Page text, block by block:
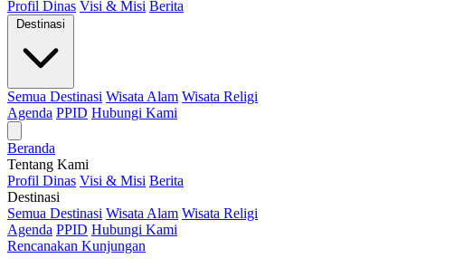
Profil Dinas Visi & Misi Berita
Destinasi
Semua Destinasi Wisata Alam Wisata Religi
Agenda PPID Hubungi Kami
Beranda
Tentang Kami
Profil Dinas Visi & Misi Berita
Destinasi
Semua Destinasi Wisata Alam Wisata Religi
Agenda PPID Hubungi Kami
Rencanakan Kunjungan